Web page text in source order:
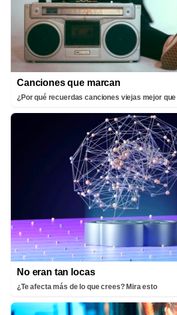
Canciones que marcan
¿Por qué recuerdas canciones viejas mejor
No eran tan locas
¿Te afecta más de lo que crees? Mira esto